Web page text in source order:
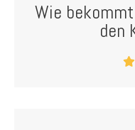
Wie
den